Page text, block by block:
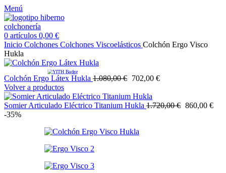
Menú
0 artículos 0,00 €
Inicio Colchones Colchones Viscoelásticos Colchón Ergo Visco
Hukla
Colchón Ergo Látex Hukla 1.080,00€ 702,00 €
Volver a productos
Somier Articulado Eléctrico Titanium Hukla 1.720,00€ 860,00 €
-35%